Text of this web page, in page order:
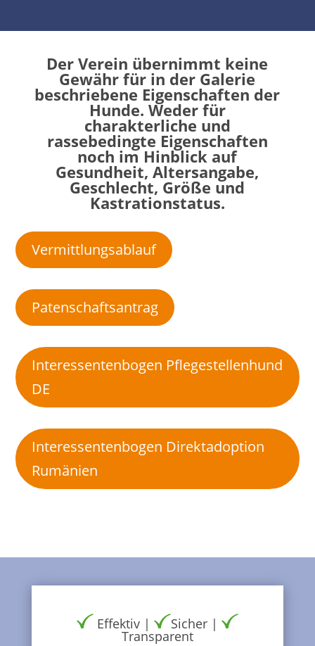
Der Verein übernimmt keine
Gewähr für in der Galerie
beschriebene Eigenschaften der
Hunde. Weder für
charakterliche und
rassebedingte Eigenschaften
noch im Hinblick auf
Gesundheit, Altersangabe,
Geschlecht, Größe und
Kastrationstatus.
Vermittlungsablauf
Patenschaftsantrag
Interessentenbogen Pflegestellenhund
DE
Interessentenbogen Direktadoption
Rumänien
Effektiv | Sicher |
Transparent